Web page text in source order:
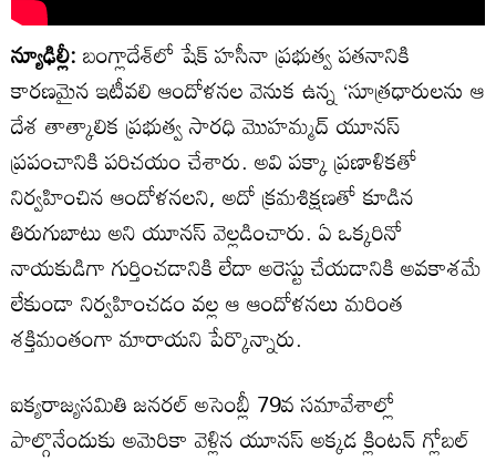
న్యూఢిల్లీ:బంగ్లాదేశ్‌లో షేక్‌ హసీనా ప్రభుత్వ పతనానికి
కారణమైన ఇటీవలి ఆందోళనల వెనుక ఉన్న ‘సూత్రధారులను ఆ
దేశ తాత్కాలిక ప్రభుత్వ సారధి మొహమ్మద్‌ యూనస్‌
ప్రపంచానికి పరిచయం చేశారు. అవి పక్కా ప్రణాళికతో
నిర్వహించిన ఆందోళనలని, అదో క్రమశిక్షణతో కూడిన
తిరుగుబాటు అని యూనస్‌ వెల్లడించారు. ఏ ఒక్కరినో
నాయకుడిగా గుర్తించడానికి లేదా అరెస్టు చేయడానికి అవకాశమే
లేకుండా నిర్వహించడం వల్ల ఆ ఆందోళనలు మరింత
శక్తిమంతంగా మారాయని పేర్కొన్నారు.
ఐక్యరాజ్యసమితి జనరల్‌ అసెంబ్లీ 79వ సమావేశాల్లో
పాల్గొనేందుకు అమెరికా వెళ్లిన యూనస్ అక్కడ క్లింటన్‌ గ్లోబల్‌